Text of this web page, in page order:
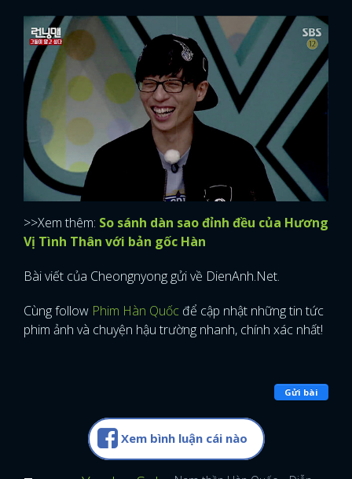
ĐĂNG NHẬP
>>Xem thêm: So sánh dàn sao đỉnh đều của Hương
Vị Tình Thân với bản gốc Hàn
Bài viết của Cheongnyong gửi về DienAnh.Net.
Cùng follow Phim Hàn Quốc để cập nhật những tin tức
phim ảnh và chuyện hậu trường nhanh, chính xác nhất!
Gửi bài
Xem bình luận cái nào